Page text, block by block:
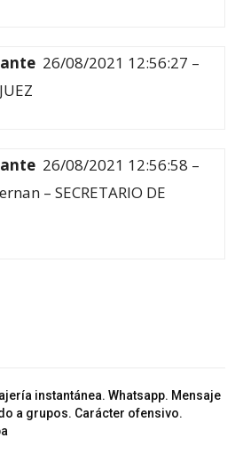
26/08/2021 12:56:27 –
26/08/2021 12:56:58 –
– SECRETARIO DE
instantánea. Whatsapp. Mensaje
a grupos. Carácter ofensivo.